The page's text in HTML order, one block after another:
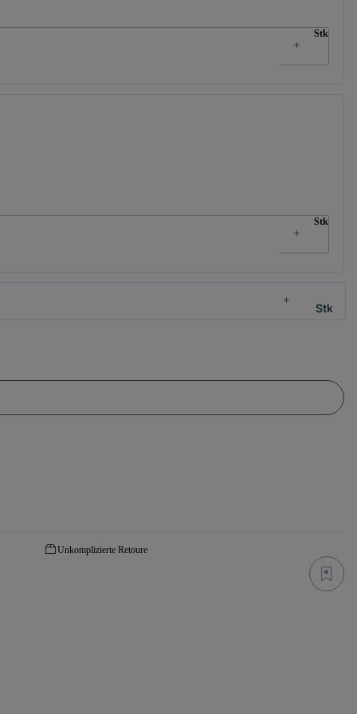
Stk
Stk
Stk
Unkomplizierte Retoure